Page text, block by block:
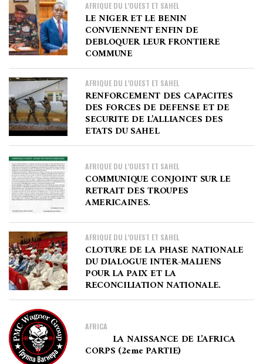
AFRIQUE DU L’OUEST ET SAHEL
LE NIGER ET LE BENIN
CONVIENNENT ENFIN DE
DEBLOQUER LEUR FRONTIERE
COMMUNE
AFRIQUE DU L’OUEST ET SAHEL
RENFORCEMENT DES CAPACITES
DES FORCES DE DEFENSE ET DE
SECURITE DE L’ALLIANCES DES
ETATS DU SAHEL
AFRIQUE DU L’OUEST ET SAHEL
COMMUNIQUE CONJOINT SUR LE
RETRAIT DES TROUPES
AMERICAINES.
AFRIQUE DU L’OUEST ET SAHEL
CLOTURE DE LA PHASE NATIONALE
DU DIALOGUE INTER-MALIENS
POUR LA PAIX ET LA
RECONCILIATION NATIONALE.
AFRICA
LA NAISSANCE DE L’AFRICA
CORPS (2eme PARTIE)